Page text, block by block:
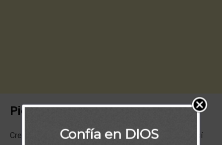
Piensa:
Creo que cada uno de nosotros posee una imagen de sí
Confía en DIOS